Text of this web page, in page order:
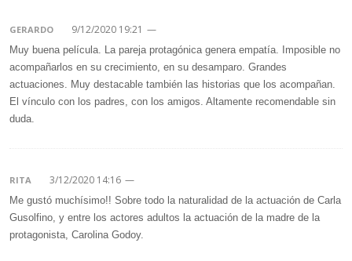
GERARDO 9/12/2020 19:21 —
Muy buena película. La pareja protagónica genera empatía. Imposible no
acompañarlos en su crecimiento, en su desamparo. Grandes
actuaciones. Muy destacable también las historias que los acompañan.
El vínculo con los padres, con los amigos. Altamente recomendable sin
duda.
RITA 3/12/2020 14:16 —
Me gustó muchísimo!! Sobre todo la naturalidad de la actuación de Carla
Gusolfino, y entre los actores adultos la actuación de la madre de la
protagonista, Carolina Godoy.